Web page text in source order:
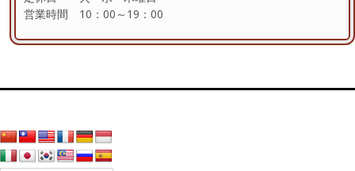
営業時間 10：00～19：00